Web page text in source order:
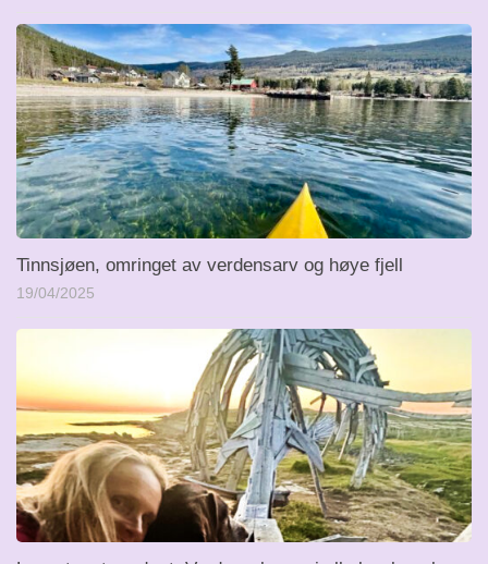
Tinnsjøen, omringet av verdensarv og høye fjell
19/04/2025